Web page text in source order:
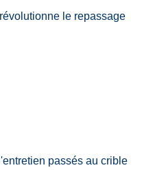
le repassage
passés au crible